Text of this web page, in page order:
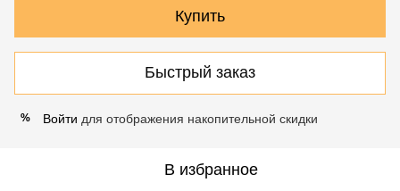
Купить
Быстрый заказ
% Войти для отображения накопительной скидки
В избранное